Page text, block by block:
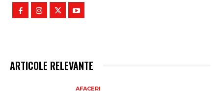
ARTICOLE RELEVANTE
AFACERI